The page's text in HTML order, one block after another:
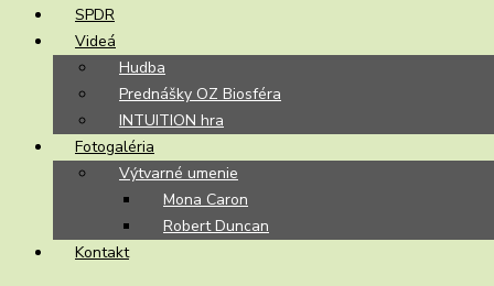
SPDR
Videá
Hudba
Prednášky OZ Biosféra
INTUITION hra
Fotogaléria
Výtvarné umenie
Mona Caron
Robert Duncan
Kontakt